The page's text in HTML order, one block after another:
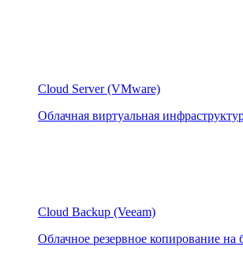
Cloud Server (VMware)
Облачная виртуальная
Cloud Backup (Veeam)
Облачное резервное копирование на